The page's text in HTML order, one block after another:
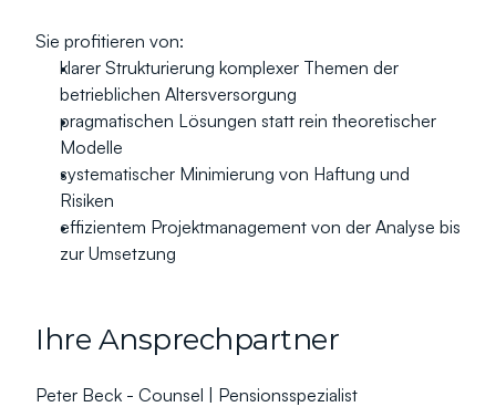
Sie profitieren von:
klarer Strukturierung komplexer Themen der
betrieblichen Altersversorgung
pragmatischen Lösungen statt rein theoretischer
Modelle
systematischer Minimierung von Haftung und
Risiken
effizientem Projektmanagement von der Analyse bis
zur Umsetzung
Ihre Ansprechpartner
Peter Beck - Counsel | Pensionsspezialist